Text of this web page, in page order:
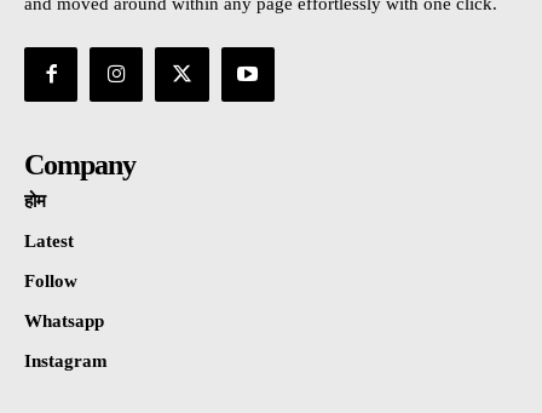
and moved around within any page effortlessly with one click.
Company
होम
Latest
Follow
Whatsapp
Instagram